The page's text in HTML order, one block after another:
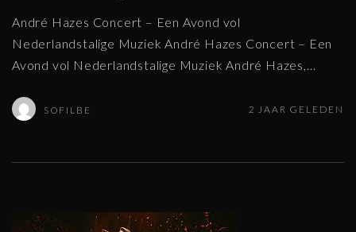
André Hazes Concert – Een Avond vol
Nederlandstalige Muziek André Hazes Concert – Een
Avond vol Nederlandstalige Muziek André Hazes,
SOFILBE 2 JAAR GELEDEN